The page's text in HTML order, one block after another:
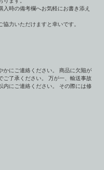
時の備考欄へお気軽にお書き添え
力いただけますと幸いです。
かにご連絡ください。 商品に欠陥が
ご了承ください。 万が一、輸送事故
内にご連絡ください。 その際には修